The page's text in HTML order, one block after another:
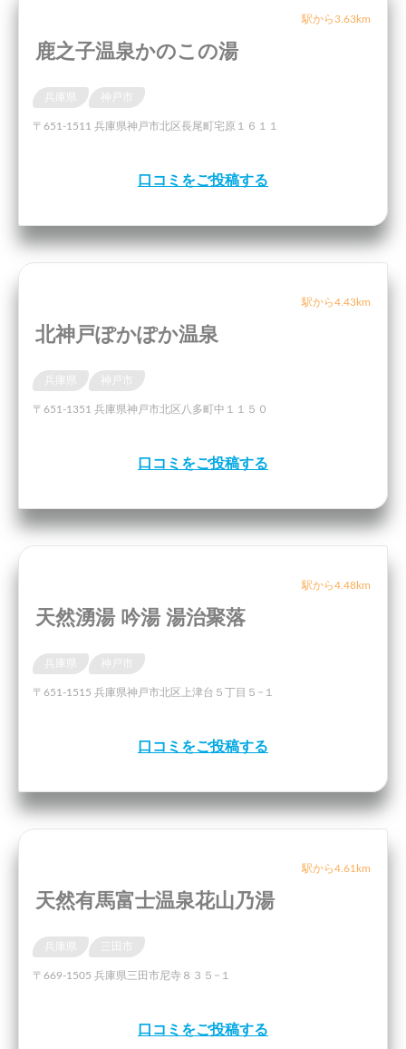
駅から3.63km
鹿之子温泉かのこの湯
〒651-1511 兵庫県神戸市北区長尾町宅原１６１１
口コミをご投稿する
駅から4.43km
北神戸ぽかぽか温泉
〒651-1351 兵庫県神戸市北区八多町中１１５０
口コミをご投稿する
駅から4.48km
天然湧湯 吟湯 湯治聚落
〒651-1515 兵庫県神戸市北区上津台５丁目５−１
口コミをご投稿する
駅から4.61km
天然有馬富士温泉花山乃湯
〒669-1505 兵庫県三田市尼寺８３５−１
口コミをご投稿する